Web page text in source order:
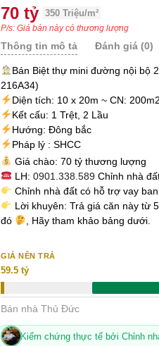
70 tỷ 350 Triệu/m²
P/s: Giá bán này có thương lượng
Thông tin mô tả Đánh giá (0)
Bán Biệt thự mini đường nội bộ
216A34)
Diện tích: 10 x 20m ~ CN: 200m2
Kết cấu: 1 Trệt, 2 Lầu
Hướng: Đông bắc
Pháp lý : SHCC
Giá chào: 70 tỷ thương lượng
LH: 0901.338.589Chỉnh nhà
Chỉnh nhà đất có hỗ trợ vay
Lời khuyên: Trả giá căn này từ
đó
, Hãy tham khảo bảng dưới.
GIÁ NÊN TRẢ
59.5 tỷ
Bán nhà Thủ Đức
Kiểm chứng thực tế bởi Chỉnh